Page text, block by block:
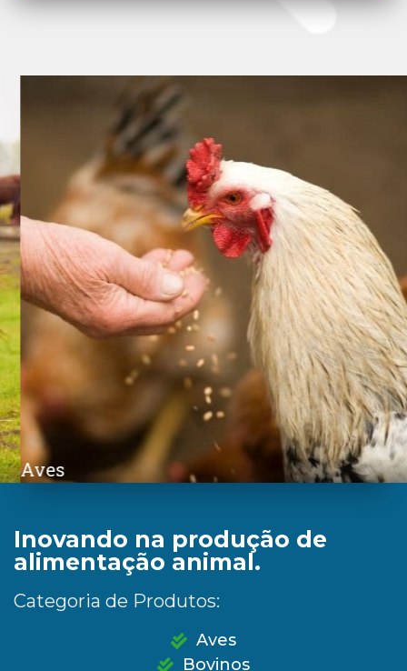
Aves
Inovando na produção de
alimentação animal.
Categoria de Produtos:
Aves
Bovinos